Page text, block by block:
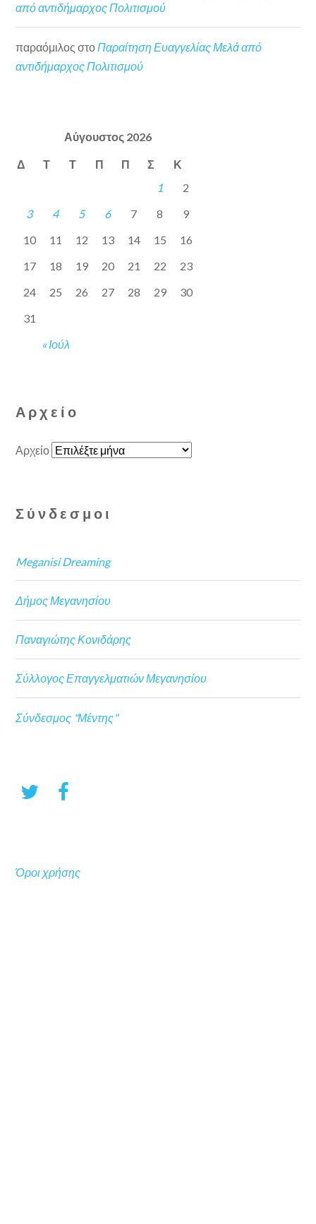
από αντιδήμαρχος Πολιτισμού
παραόμιλος στο Παραίτηση Ευαγγελίας Μελά από
αντιδήμαρχος Πολιτισμού
Αύγουστος 2026
Δ Τ Τ Π Π Σ Κ
« Ιούλ
1
2
3
4 5 6 7 8
9
10
11 12 13 14 15
16
17
18 19 20 21 22
23
24
25 26 27 28 29
30
31
Αρχείο
Αρχείο
Σύνδεσμοι
Meganisi Dreaming
Δήμος Μεγανησίου
Παναγιώτης Κονιδάρης
Σύλλογος Επαγγελματιών Μεγανησίου
Σύνδεσμος "Μέντης"
Όροι χρήσης